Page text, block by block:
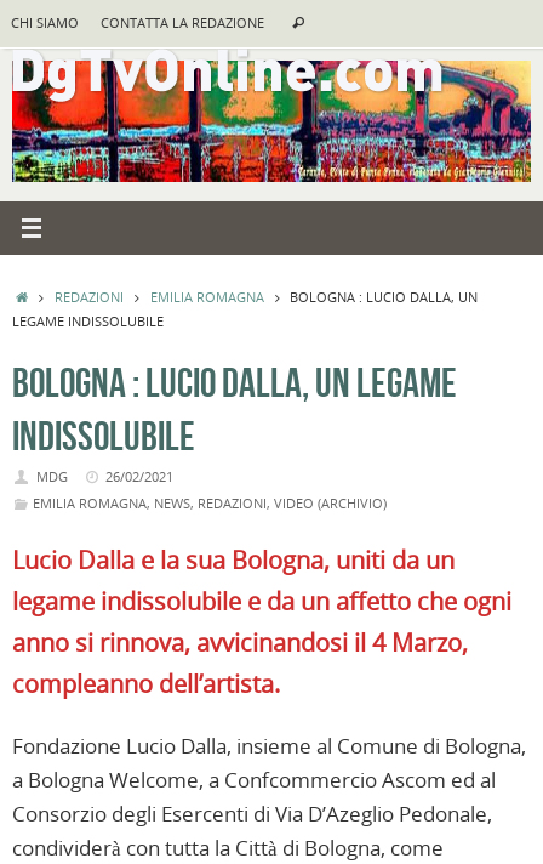
contenuto
CHI SIAMO CONTATTA LA REDAZIONE Cerca
HOMEREDAZIONI EMILIA ROMAGNA
BOLOGNA : LUCIO DALLA, UN
LEGAME INDISSOLUBILE
BOLOGNA : LUCIO DALLA, UN LEGAME
INDISSOLUBILE
MDG
26/02/2021
EMILIA ROMAGNA, NEWS, REDAZIONI, VIDEO (ARCHIVIO)
Lucio Dalla e la sua Bologna, uniti da un
legame indissolubile e da un affetto che ogni
anno si rinnova, avvicinandosi il 4 Marzo,
compleanno dell’artista.
Fondazione Lucio Dalla, insieme al Comune di Bologna,
a Bologna Welcome, a Confcommercio Ascom ed al
Consorzio degli Esercenti di Via D’Azeglio Pedonale,
condividerà con tutta la Città di Bologna, come